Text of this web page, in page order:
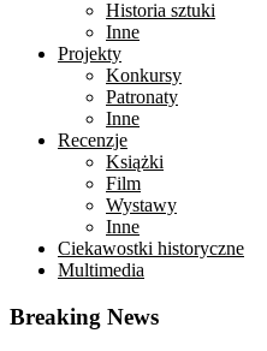
Historia sztuki
Inne
Projekty
Konkursy
Patronaty
Inne
Recenzje
Książki
Film
Wystawy
Inne
Ciekawostki historyczne
Multimedia
Breaking News